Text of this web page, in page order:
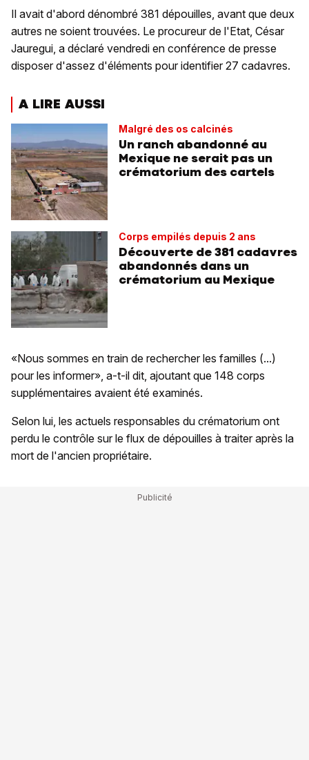
Il avait d'abord dénombré 381 dépouilles, avant que deux
autres ne soient trouvées. Le procureur de l'Etat, César
Jauregui, a déclaré vendredi en conférence de presse
disposer d'assez d'éléments pour identifier 27 cadavres.
A LIRE AUSSI
Malgré des os calcinés
Un ranch abandonné au
Mexique ne serait pas un
crématorium des cartels
Corps empilés depuis 2 ans
Découverte de 381 cadavres
abandonnés dans un
crématorium au Mexique
«Nous sommes en train de rechercher les familles (...)
pour les informer», a-t-il dit, ajoutant que 148 corps
supplémentaires avaient été examinés.
Selon lui, les actuels responsables du crématorium ont
perdu le contrôle sur le flux de dépouilles à traiter après la
mort de l'ancien propriétaire.